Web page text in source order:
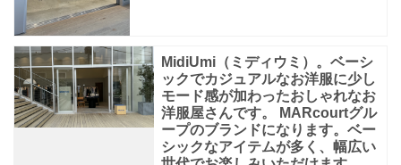
MidiUmi（ミディウミ）。ベーシ
ックでカジュアルなお洋服に少し
モード感が加わったおしゃれなお
洋服屋さんです。 MARcourtグル
ープのブランドになります。ベー
シックなアイテムが多く、幅広い